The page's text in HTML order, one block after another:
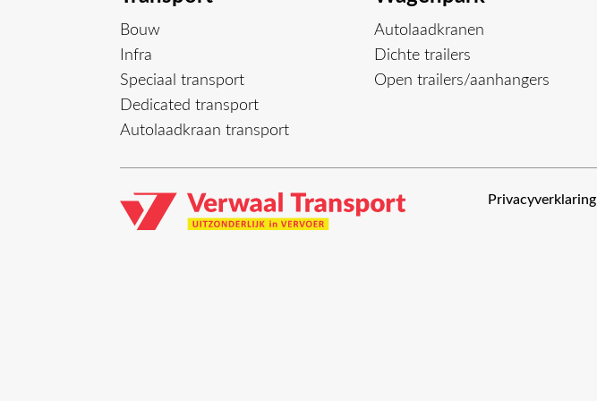
Bouw
Infra
Speciaal transport
Dedicated transport
Autolaadkraan transport
Autolaadkranen
Dichte trailers
Open trailers/aanhangers
Privacyverklaring